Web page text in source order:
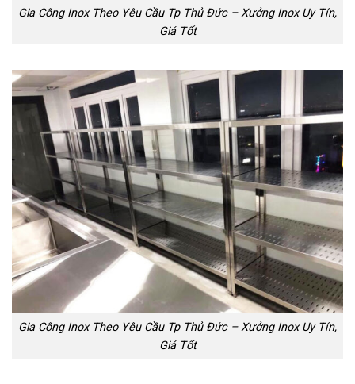
Gia Công Inox Theo Yêu Cầu Tp Thủ Đức – Xưởng Inox Uy Tín,
Giá Tốt
Gia Công Inox Theo Yêu Cầu Tp Thủ Đức – Xưởng Inox Uy Tín,
Giá Tốt